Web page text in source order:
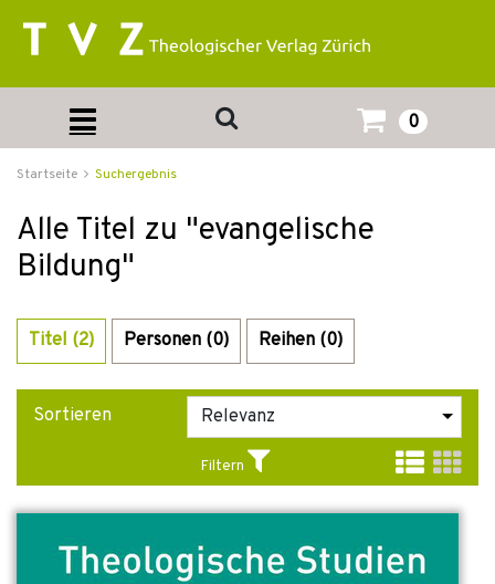
0
Startseite Suchergebnis
Alle Titel zu "evangelische
Bildung"
Titel (2) Personen (0) Reihen (0)
Sortieren
Filtern